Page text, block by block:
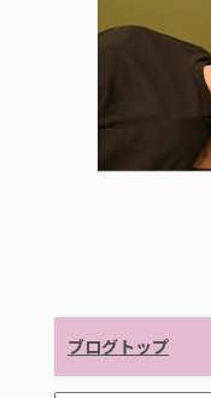
o
o
k
ブログトップ